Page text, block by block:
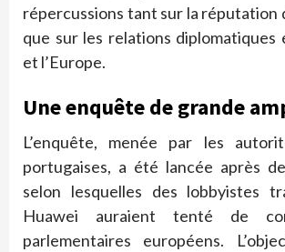
répercussions tant sur la réputation
que sur les relations diplomatiques
et l’Europe.
Une enquête de grande
L’enquête, menée par les
portugaises, a été lancée après
selon lesquelles des lobbyistes
Huawei auraient tenté de
parlementaires européens.